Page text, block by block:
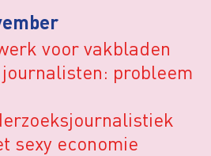
voor vakbladen
probleem
sexy economie